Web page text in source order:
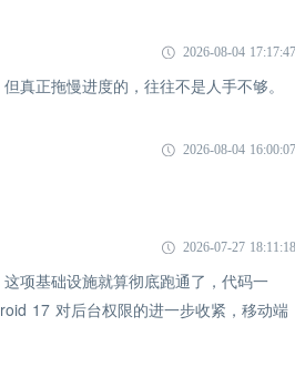
2026-08-04 17:17:47
真正拖慢进度的，往往不是人手不够。
2026-08-04 16:00:07
2026-07-27 18:11:18
项基础设施就算彻底跑通了，代码一
17 对后台权限的进一步收紧，移动端